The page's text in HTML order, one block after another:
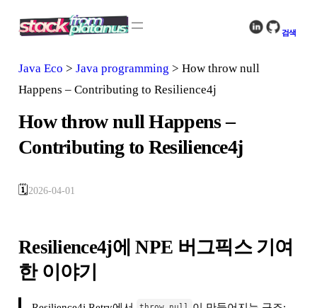
검색
Java Eco > Java programming > How throw null
Happens – Contributing to Resilience4j
How throw null Happens –
Contributing to Resilience4j
🗓️2026-04-01
Resilience4j에 NPE 버그픽스 기여
한 이야기